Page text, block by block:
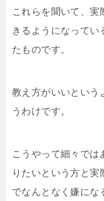
これらを聞いて、実
きるようになってい
たものです。
教え方がいいという
うわけです。
こうやって細々では
りたいという方と実
でなんとなく嫌にな